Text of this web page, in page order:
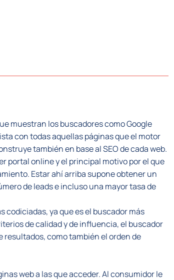
muestran los buscadores como Google
con todas aquellas páginas que el motor
también en base al SEO de cada web.
portal online y el principal motivo por el que
Estar ahí arriba supone obtener un
de leads e incluso una mayor tasa de
codiciadas, ya que es el buscador más
de calidad y de influencia, el buscador
resultados, como también el orden de
web a las que acceder. Al consumidor le